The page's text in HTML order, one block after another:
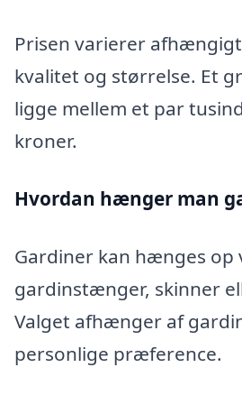
Prisen varierer
kvalitet og størrelse. Et
ligge mellem et par
kroner.
Hvordan hænger man
Gardiner kan hænges op
gardinstænger, skinner
Valget afhænger af
personlige præference.